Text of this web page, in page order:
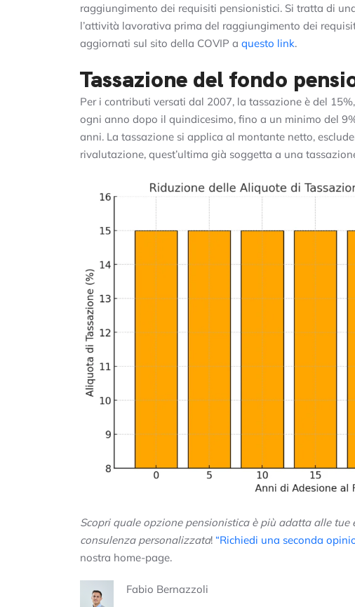
raggiungimento dei requisiti pensionistici. Si tratta di
l’attività lavorativa prima del raggiungimento dei
aggiornati sul sito della COVIP a questo link.
Tassazione del fondo
Per i contributi versati dal 2007, la tassazione è del
ogni anno dopo il quindicesimo, fino a un minimo del
anni. La tassazione si applica al montante netto,
rivalutazione, quest’ultima già soggetta a una
Scopri quale opzione pensionistica è più adatta alle tue
consulenza personalizzata! “Richiedi una seconda
nostra home-page.
Fabio Bernazzoli